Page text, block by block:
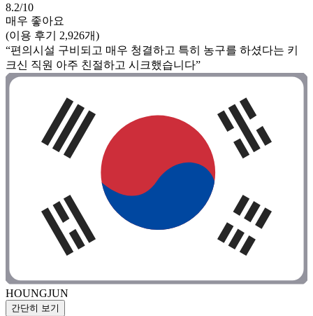
8.2/10
매우 좋아요
(이용 후기 2,926개)
“편의시설 구비되고 매우 청결하고 특히 농구를 하셨다는 키
크신 직원 아주 친절하고 시크했습니다”
HOUNGJUN
간단히 보기